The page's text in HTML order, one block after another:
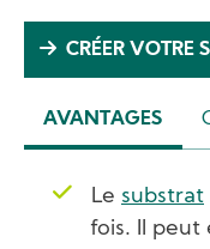
AVANTAGES
(ACTIVE
CRÉER VOTRE
Le substrat
fois. Il peut